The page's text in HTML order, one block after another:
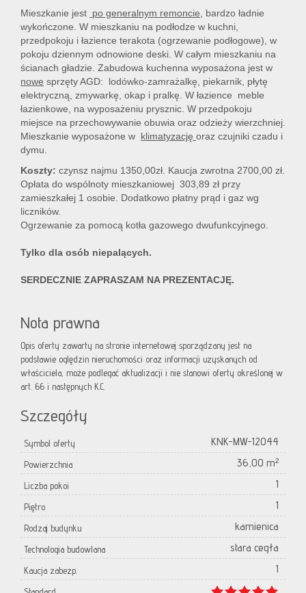
Mieszkanie jest po generalnym remoncie, bardzo ładnie
wykończone. W mieszkaniu na podłodze w kuchni,
przedpokoju i łazience terakota (ogrzewanie podłogowe), w
pokoju dziennym odnowione deski. W całym mieszkaniu na
ścianach gładzie. Zabudowa kuchenna wyposażona jest w
nowe sprzęty AGD: lodówko-zamrażalkę, piekarnik, płytę
elektryczną, zmywarkę, okap i pralkę. W łazience meble
łazienkowe, na wyposażeniu prysznic. W przedpokoju
miejsce na przechowywanie obuwia oraz odzieży wierzchniej.
Mieszkanie wyposażone w klimatyzację oraz czujniki czadu i
dymu.
Koszty: czynsz najmu 1350,00zł. Kaucja zwrotna 2700,00 zł.
Opłata do wspólnoty mieszkaniowej 303,89 zł przy
zamieszkałej 1 osobie. Dodatkowo płatny prąd i gaz wg
liczników.
Ogrzewanie za pomocą kotła gazowego dwufunkcyjnego.
Tylko dla osób niepalących.
SERDECZNIE ZAPRASZAM NA PREZENTACJĘ.
Nota prawna
Opis oferty zawarty na stronie internetowej sporządzany jest na
podstawie oględzin nieruchomości oraz informacji uzyskanych od
właściciela, może podlegać aktualizacji i nie stanowi oferty określonej w
art. 66 i następnych K.C.
Szczegóły
Symbol oferty KNK-MW-12044
Powierzchnia 36,00 m²
Liczba pokoi 1
Piętro 1
Rodzaj budynku kamienica
Technologia budowlana stara cegła
Kaucja zabezp. 1